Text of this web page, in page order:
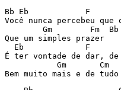
Bb Eb            F
Você nunca percebeu que
        Gm        Fm  Bb
Que um simples prazer
Eb             F
É ter vontade de dar,
Gm       Cm
Bem muito mais e de